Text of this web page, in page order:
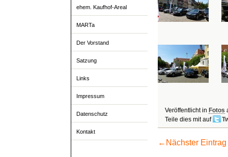
ehem. Kaufhof-Areal
MARTa
Der Vorstand
Satzung
Links
Impressum
Datenschutz
Kontakt
Veröffentlicht in Fotos
Teile dies mit auf
← Nächster Eintrag